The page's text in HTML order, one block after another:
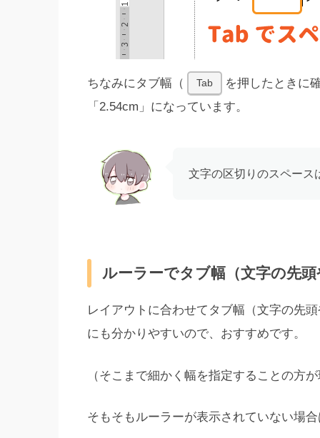
ちなみにタブ幅（ Tab
を押したときに
「2.54cm」になっています。
文字の区切りのスペース
ルーラーでタブ幅（文字の先
レイアウトに合わせてタブ幅（文字の先
にも分かりやすいので、おすすめです。
（そこまで細かく幅を指定することの方
そもそもルーラーが表示されていない場